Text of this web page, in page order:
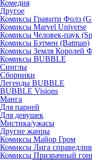
Комедия
Другое
Комиксы Гравити Фолз
Комиксы Marvel Universe
Комиксы Человек-паук
Комиксы Бэтмен (Batman)
Комиксы Земля Королей
Комиксы BUBBLE
Синглы
Сборники
Легенды BUBBLE
BUBBLE Visions
Манга
Для парней
Для девушек
Мистика/ужасы
Другие жанры
Комиксы Майор Гром
Комиксы Лига
Комиксы Призрачный